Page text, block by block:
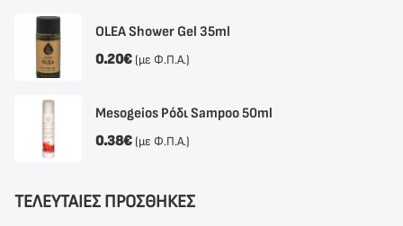
OLEA Shower Gel 35ml
0.20€ (με Φ.Π.Α.)
Mesogeios Ρόδι Sampoo 50ml
0.38€ (με Φ.Π.Α.)
ΤΕΛΕΥΤΑΙΕΣ ΠΡΟΣΘΗΚΕΣ